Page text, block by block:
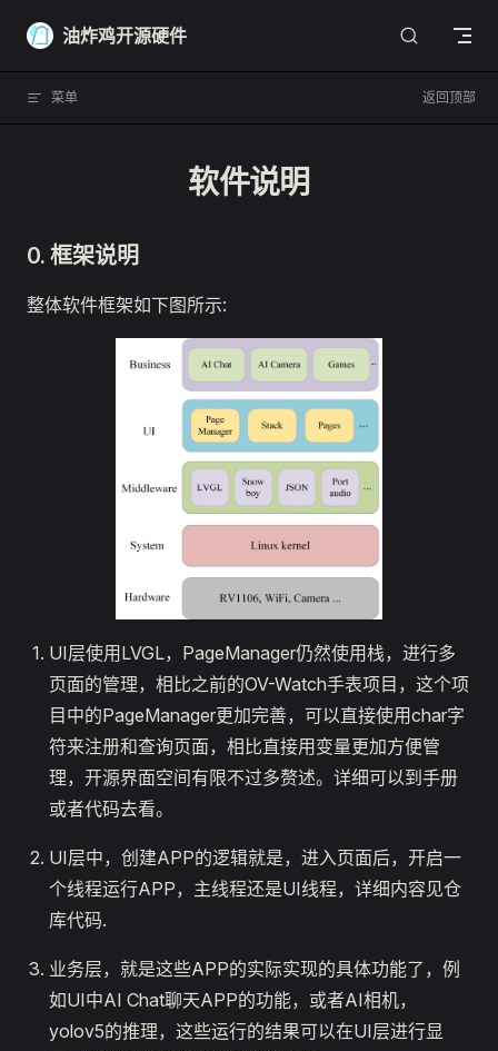
Skip to content
油炸鸡开源硬件
菜单 返回顶部
软件说明
0. 框架说明
整体软件框架如下图所示:
UI层使用LVGL，PageManager仍然使用栈，进行多
页面的管理，相比之前的OV-Watch手表项目，这个项
目中的PageManager更加完善，可以直接使用char字
符来注册和查询页面，相比直接用变量更加方便管
理，开源界面空间有限不过多赘述。详细可以到手册
或者代码去看。
UI层中，创建APP的逻辑就是，进入页面后，开启一
个线程运行APP，主线程还是UI线程，详细内容见仓
库代码.
业务层，就是这些APP的实际实现的具体功能了，例
如UI中AI Chat聊天APP的功能，或者AI相机，
yolov5的推理，这些运行的结果可以在UI层进行显